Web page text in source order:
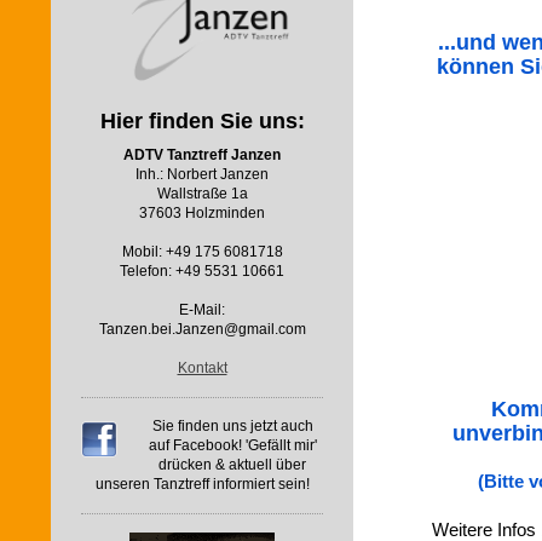
Hier finden Sie uns:
ADTV Tanztreff Janzen
Inh.: Norbert Janzen
Wallstraße 1a
37603 Holzminden
Mobil: +49 175 6081718
Telefon: +49 5531 10661
E-Mail:
Tanzen.bei.Janzen@gmail.com
Kontakt
Sie finden uns jetzt auch
auf Facebook! 'Gefällt mir'
drücken & aktuell über
unseren Tanztreff informiert sein!
...und
können
(Bitte
Weitere Infos